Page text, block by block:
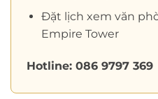
Đặt lịch xem văn
Empire Tower
Hotline: 086 9797 369